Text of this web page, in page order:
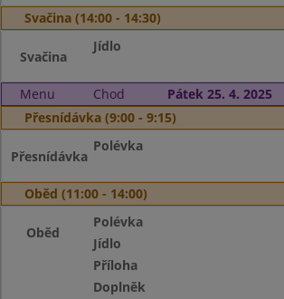
Svačina (14:00 - 14:30)
Svačina
Jídlo
Menu Chod
Pátek 25. 4. 2025
Přesnídávka (9:00 - 9:15)
Přesnídávka
Polévka
Oběd (11:00 - 14:00)
Oběd
Polévka
Jídlo
Příloha
Doplněk